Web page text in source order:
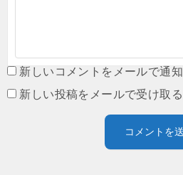
新しいコメントをメールで通知
新しい投稿をメールで受け取る